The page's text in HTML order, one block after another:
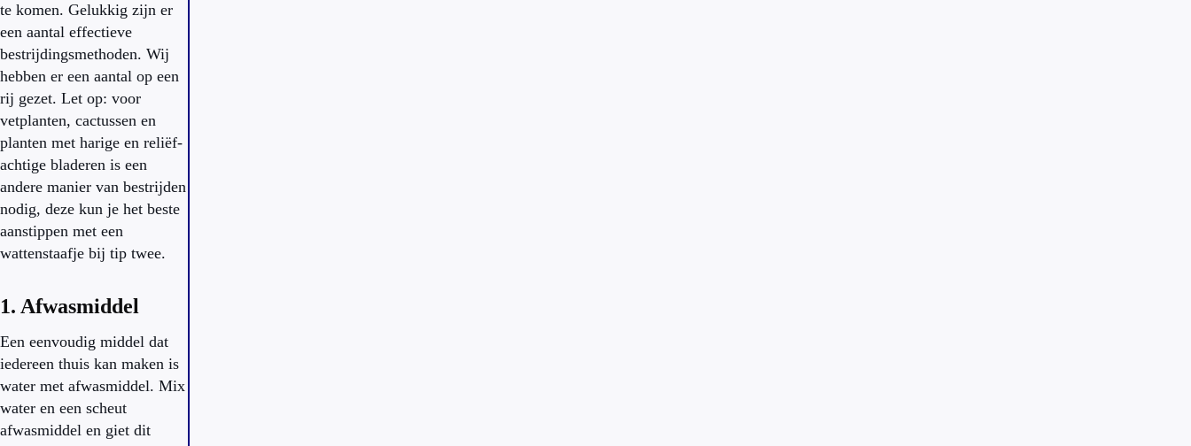
te komen. Gelukkig zijn er
een aantal effectieve
bestrijdingsmethoden. Wij
hebben er een aantal op een
rij gezet. Let op: voor
vetplanten, cactussen en
planten met harige en reliëf-
achtige bladeren is een
andere manier van bestrijden
nodig, deze kun je het beste
aanstippen met een
wattenstaafje bij tip twee.
1. Afwasmiddel
Een eenvoudig middel dat
iedereen thuis kan maken is
water met afwasmiddel. Mix
water en een scheut
afwasmiddel en giet dit